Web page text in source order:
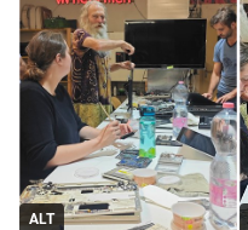
ALT